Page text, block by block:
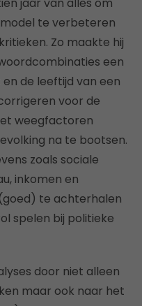
te verbeteren
Zo maakte hij
een
de leeftijd van een
voor de
weegfactoren
na te bootsen.
zoals sociale
inkomen en
te achterhalen
spelen bij politieke
door niet alleen
maar ook naar het